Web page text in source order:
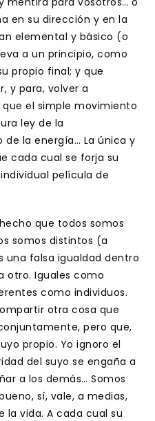
en su dirección y en la
elemental y básico (o
a un principio, como
propio final; y que
y para, volver a
el simple movimiento
ley de la
la energía… La única y
cada cual se forja su
película de
que todos somos
somos distintos (a
una falsa igualdad dentro
otro. Iguales como
como individuos.
otra cosa que
pero que,
propio. Yo ignoro el
del suyo se engaña a
a los demás… Somos
sí, vale, a medias,
la vida. A cada cual su